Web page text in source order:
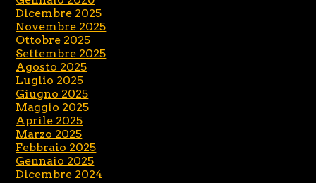
Dicembre 2025
Novembre 2025
Ottobre 2025
Settembre 2025
Agosto 2025
Luglio 2025
Giugno 2025
Maggio 2025
Aprile 2025
Marzo 2025
Febbraio 2025
Gennaio 2025
Dicembre 2024